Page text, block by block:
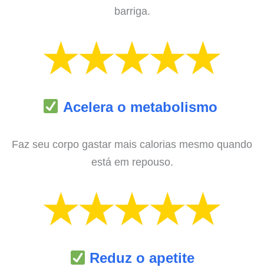
barriga.
Acelera o metabolismo
Faz seu corpo gastar mais calorias mesmo quando
está em repouso.
Reduz o apetite